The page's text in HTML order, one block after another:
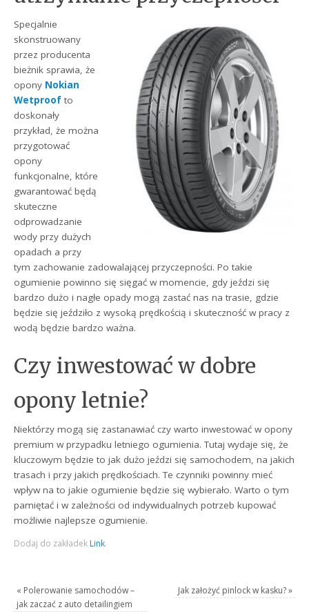
Specjalnie
skonstruowany
przez producenta
bieżnik sprawia, że
opony Nokian
Wetproof to
doskonały
przykład, że można
przygotować
opony
funkcjonalne, które
gwarantować będą
skuteczne
odprowadzanie
wody przy dużych
opadach a przy
tym zachowanie zadowalającej przyczepności. Po takie
ogumienie powinno się sięgać w momencie, gdy jeździ się
bardzo dużo i nagłe opady mogą zastać nas na trasie, gdzie
będzie się jeździło z wysoką prędkością i skuteczność w pracy z
wodą będzie bardzo ważna.
Czy inwestować w dobre
opony letnie?
Niektórzy mogą się zastanawiać czy warto inwestować w opony
premium w przypadku letniego ogumienia. Tutaj wydaje się, że
kluczowym będzie to jak dużo jeździ się samochodem, na jakich
trasach i przy jakich prędkościach. Te czynniki powinny mieć
wpływ na to jakie ogumienie będzie się wybierało. Warto o tym
pamiętać i w zależności od indywidualnych potrzeb kupować
możliwie najlepsze ogumienie.
Dodaj do zakładek Link.
« Polerowanie samochodów –
jak zaczać z auto detailingiem
Jak założyć pinlock w kasku?»